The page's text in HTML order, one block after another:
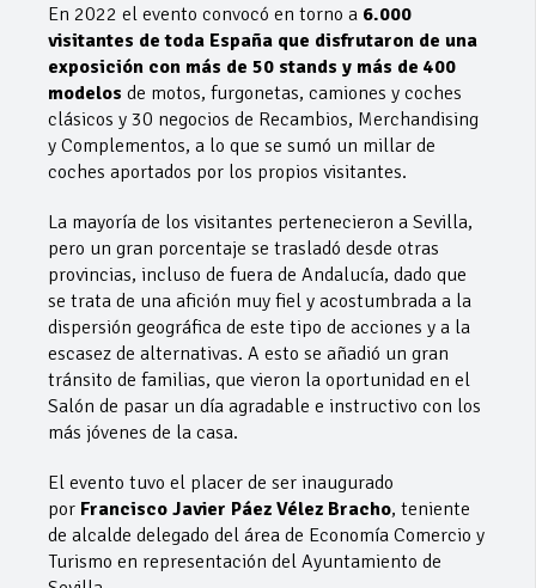
En 2022 el evento convocó en torno a 6.000
visitantes de toda España que disfrutaron de una
exposición con más de 50 stands y más de 400
modelos de motos, furgonetas, camiones y coches
clásicos y 30 negocios de Recambios, Merchandising
y Complementos, a lo que se sumó un millar de
coches aportados por los propios visitantes.
La mayoría de los visitantes pertenecieron a Sevilla,
pero un gran porcentaje se trasladó desde otras
provincias, incluso de fuera de Andalucía, dado que
se trata de una afición muy fiel y acostumbrada a la
dispersión geográfica de este tipo de acciones y a la
escasez de alternativas. A esto se añadió un gran
tránsito de familias, que vieron la oportunidad en el
Salón de pasar un día agradable e instructivo con los
más jóvenes de la casa.
El evento tuvo el placer de ser inaugurado
por Francisco Javier Páez Vélez Bracho, teniente
de alcalde delegado del área de Economía Comercio y
Turismo en representación del Ayuntamiento de